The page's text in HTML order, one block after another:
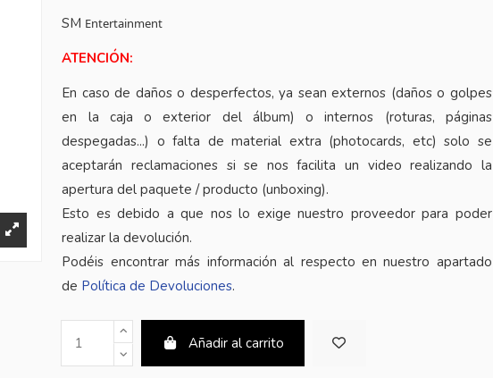
SM Entertainment
ATENCIÓN:
En caso de daños o desperfectos, ya sean externos (daños o golpes
en la caja o exterior del álbum) o internos (roturas, páginas
despegadas...) o falta de material extra (photocards, etc) solo se
aceptarán reclamaciones si se nos facilita un video realizando la
apertura del paquete / producto (unboxing).
Esto es debido a que nos lo exige nuestro proveedor para poder
realizar la devolución.
Podéis encontrar más información al respecto en nuestro apartado
de Política de Devoluciones.
Añadir al carrito